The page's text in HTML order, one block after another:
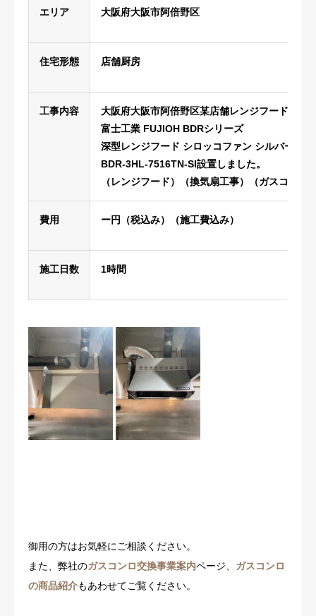
エリア 大阪府大阪市阿倍野区
住宅形態 店舗厨房
工事内容
大阪府大阪市阿倍野区某店舗レンジフード交換
富士工業 FUJIOH BDRシリーズ
深型レンジフード シロッコファン シルバー
BDR-3HL-7516TN-SI設置しました。
（レンジフード）（換気扇工事）（ガスコンロ
費用 ー円（税込み）（施工費込み）
施工日数 1時間
御用の方はお気軽にご相談ください。
また、弊社のガスコンロ交換事業案内ページ、 ガスコンロ
の商品紹介もあわせてご覧ください。